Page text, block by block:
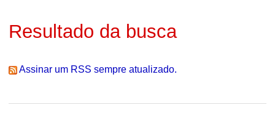
Resultado da busca
Assinar um RSS sempre atualizado.